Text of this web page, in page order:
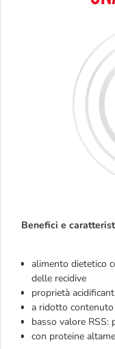
Benefici e
alimento dietetico
delle recidive
proprietà
a ridotto
basso valore RSS:
con proteine